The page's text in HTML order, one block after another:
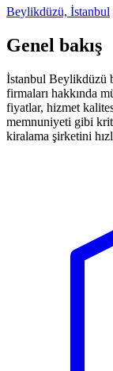
Beylikdüzü, İstanbul
Genel bakış
İstanbul Beylikdüzü
firmaları hakkında
fiyatlar, hizmet
memnuniyeti gibi
kiralama şirketini